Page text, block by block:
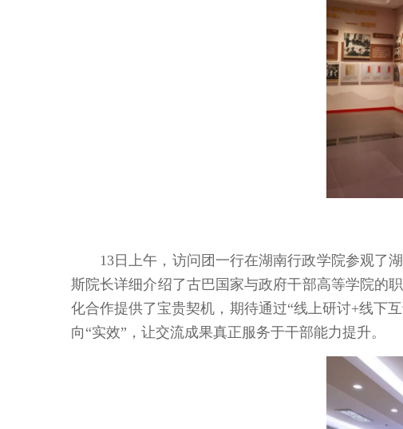
13日上午，访问团一行在湖南行政学院参观了
斯院长详细介绍了古巴国家与政府干部高等学院的
化合作提供了宝贵契机，期待通过“线上研讨+线下
向“实效”，让交流成果真正服务于干部能力提升。